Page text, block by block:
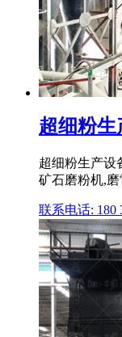
超细粉
超细粉生产设
矿石磨粉机,
联系电话: 180